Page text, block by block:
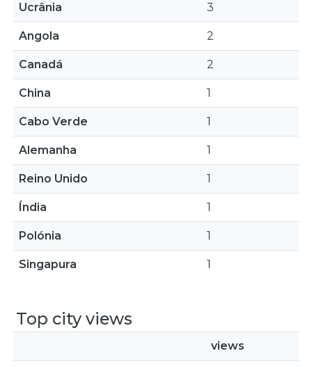
Ucrânia 3
Angola 2
Canadá 2
China 1
Cabo Verde 1
Alemanha 1
Reino Unido 1
Índia 1
Polónia 1
Singapura 1
Top city views
views